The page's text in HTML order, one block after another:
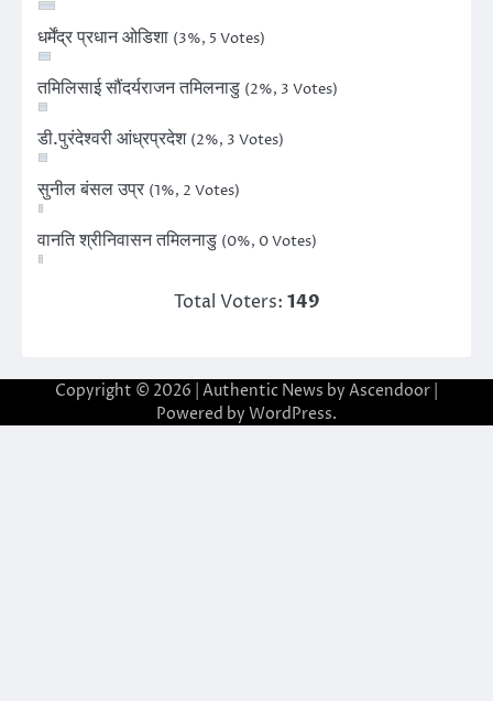
धर्मेंद्र प्रधान ओडिशा (3%, 5 Votes)
तमिलिसाई सौंदर्यराजन तमिलनाडु (2%, 3 Votes)
डी.पुरंदेश्वरी आंध्रप्रदेश (2%, 3 Votes)
सुनील बंसल उप्र (1%, 2 Votes)
वानति श्रीनिवासन तमिलनाडु (0%, 0 Votes)
Total Voters: 149
Copyright © 2026 | Authentic News by Ascendoor
Powered by WordPress.